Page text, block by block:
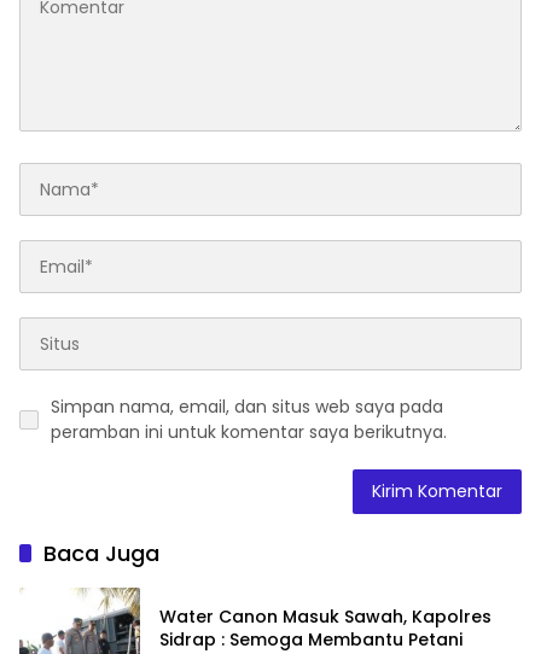
Simpan nama, email, dan situs web saya pada
peramban ini untuk komentar saya berikutnya.
Baca Juga
Water Canon Masuk Sawah, Kapolres
Sidrap : Semoga Membantu Petani